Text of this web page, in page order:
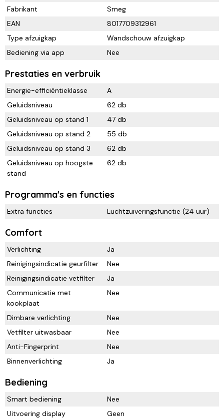
Fabrikant
Smeg
EAN
8017709312961
Type afzuigkap
Wandschouw afzuigkap
Bediening via app
Nee
Prestaties en verbruik
Energie-efficiëntieklasse
A
Geluidsniveau
62 db
Geluidsniveau op stand 1
47 db
Geluidsniveau op stand 2
55 db
Geluidsniveau op stand 3
62 db
Geluidsniveau op hoogste
stand
62 db
Programma's en functies
Extra functies Luchtzuiveringsfunctie (24 uur)
Comfort
Verlichting
Ja
Reinigingsindicatie geurfilter
Nee
Reinigingsindicatie vetfilter
Ja
Communicatie met
kookplaat
Nee
Dimbare verlichting
Nee
Vetfilter uitwasbaar
Nee
Anti-Fingerprint
Nee
Binnenverlichting
Ja
Bediening
Smart bediening
Nee
Uitvoering display
Geen